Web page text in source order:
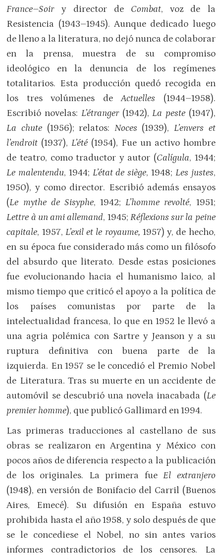
France–Soir y director de Combat, voz de la
Resistencia (1943–1945). Aunque dedicado luego
de lleno a la literatura, no dejó nunca de colaborar
en la prensa, muestra de su compromiso
ideológico en la denuncia de los regímenes
totalitarios. Esta producción quedó recogida en
los tres volúmenes deActuelles (1944–1958).
Escribió novelas: L’étranger (1942),La peste (1947),
La chute (1956); relatos: Noces (1939), L’envers et
l’endroit (1937),L’été (1954), Fue un activo hombre
de teatro, como traductor y autor (Calígula, 1944;
Le malentendu, 1944; L’état de siège, 1948; Les justes,
1950), y como director. Escribió además ensayos
(Le mythe de Sisyphe, 1942;L’homme revolté, 1951;
Lettre à un ami allemand, 1945; Réflexions sur la peine
capitale, 1957, L’exil et le royaume, 1957) y, de hecho,
en su época fue considerado más como un filósofo
del absurdo que literato. Desde estas posiciones
fue evolucionando hacia el humanismo laico, al
mismo tiempo que criticó el apoyo a la política de
los países comunistas por parte de la
intelectualidad francesa, lo que en 1952 le llevó a
una agria polémica con Sartre y Jeanson y a su
ruptura definitiva con buena parte de la
izquierda. En 1957 se le concedió el Premio Nobel
de Literatura. Tras su muerte en un accidente de
automóvil se descubrió una novela inacabada (Le
premier homme), que publicó Gallimard en 1994.
Las primeras traducciones al castellano de sus
obras se realizaron en Argentina y México con
pocos años de diferencia respecto a la publicación
de los originales. La primera fueEl extranjero
(1948), en versión de Bonifacio del Carril (Buenos
Aires, Emecé). Su difusión en España estuvo
prohibida hasta el año 1958, y solo después de que
se le concediese el Nobel, no sin antes varios
informes contradictorios de los censores. La